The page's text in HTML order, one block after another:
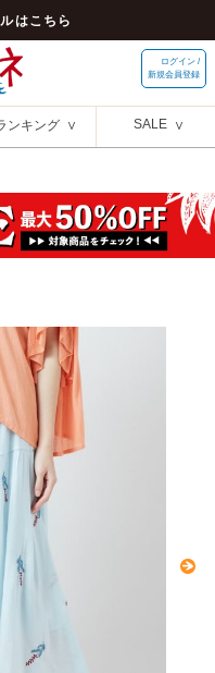
はこちら
ログイン /
新規会員登録
ンキング SALE